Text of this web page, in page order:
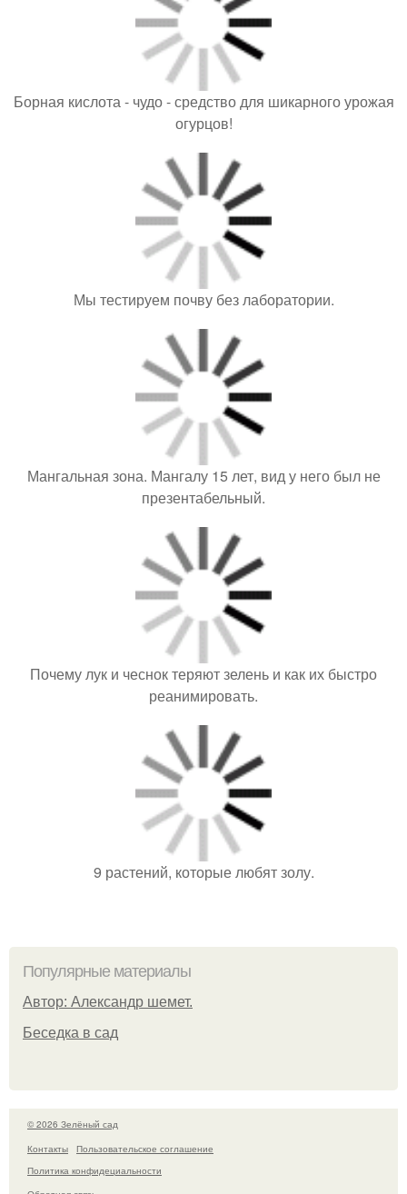
Борная кислота - чудо - средство для шикарного урожая
огурцов!
Мы тестируем почву без лаборатории.
Мангальная зона. Мангалу 15 лет, вид у него был не
презентабельный.
Почему лук и чеснок теряют зелень и как их быстро
реанимировать.
9 растений, которые любят золу.
Популярные материалы
Автор: Александр шемет.
Беседка в сад
© 2026 Зелёный сад
Контакты
Пользовательское соглашение
Политика конфидециальности